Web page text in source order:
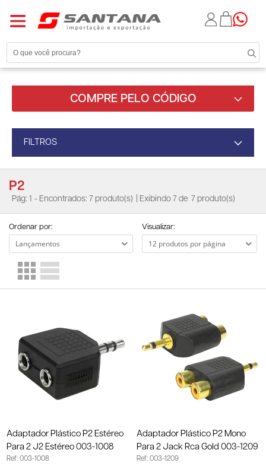
COMPRE PELO CÓDIGO
FILTROS
P2
Pág: 1 - Encontrados: 7 produto(s) | Exibindo 7 de 7 produto(s)
Ordenar por: Visualizar:
Adaptador Plástico P2 Estéreo
Para 2 J2 Estéreo 003-1008
Ref: 003-1008
Adaptador Plástico P2 Mono
Para 2 Jack Rca Gold 003-1209
Ref: 003-1209